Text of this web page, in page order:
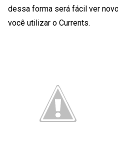
dessa forma será fácil ver
você utilizar o Currents.